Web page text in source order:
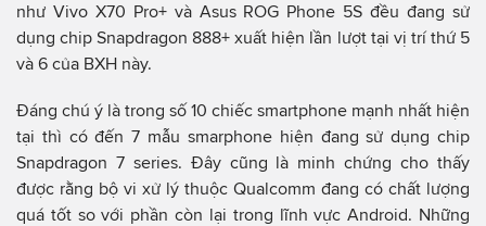
như Vivo X70 Pro+ và Asus ROG Phone 5S đều đang sử
dụng chip Snapdragon 888+ xuất hiện lần lượt tại vị trí thứ 5
và 6 của BXH này.
Đáng chú ý là trong số 10 chiếc smartphone mạnh nhất hiện
tại thì có đến 7 mẫu smarphone hiện đang sử dụng chip
Snapdragon 7 series. Đây cũng là minh chứng cho thấy
được rằng bộ vi xử lý thuộc Qualcomm đang có chất lượng
quá tốt so với phần còn lại trong lĩnh vực Android. Những